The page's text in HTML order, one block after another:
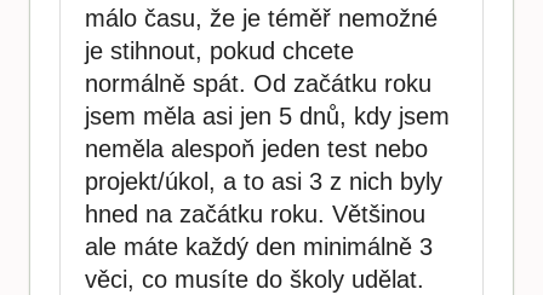
málo času, že je téměř nemožné
je stihnout, pokud chcete
normálně spát. Od začátku roku
jsem měla asi jen 5 dnů, kdy jsem
neměla alespoň jeden test nebo
projekt/úkol, a to asi 3 z nich byly
hned na začátku roku. Většinou
ale máte každý den minimálně 3
věci, co musíte do školy udělat.